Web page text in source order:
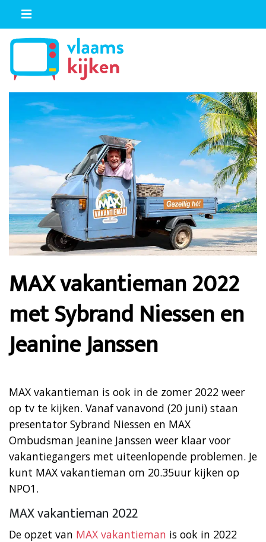
MAX vakantieman 2022
met Sybrand Niessen en
Jeanine Janssen
MAX vakantieman is ook in de zomer 2022 weer
op tv te kijken. Vanaf vanavond (20 juni) staan
presentator Sybrand Niessen en MAX
Ombudsman Jeanine Janssen weer klaar voor
vakantiegangers met uiteenlopende problemen. Je
kunt MAX vakantieman om 20.35uur kijken op
NPO1.
MAX vakantieman 2022
De opzet van MAX vakantieman is ook in 2022